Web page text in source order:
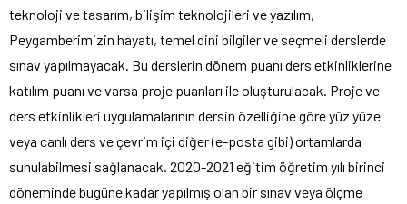
teknoloji ve tasarım, bilişim teknolojileri ve yazılım,
Peygamberimizin hayatı, temel dini bilgiler ve seçmeli derslerde
sınav yapılmayacak. Bu derslerin dönem puanı ders etkinliklerine
katılım puanı ve varsa proje puanları ile oluşturulacak. Proje ve
ders etkinlikleri uygulamalarının dersin özelliğine göre yüz yüze
veya canlı ders ve çevrim içi diğer (e-posta gibi) ortamlarda
sunulabilmesi sağlanacak. 2020-2021 eğitim öğretim yılı birinci
döneminde bugüne kadar yapılmış olan bir sınav veya ölçme